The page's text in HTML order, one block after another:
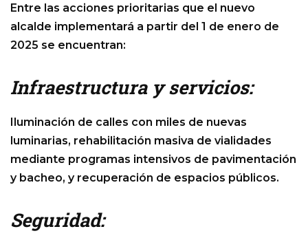
Entre las acciones prioritarias que el nuevo
alcalde implementará a partir del 1 de enero de
2025 se encuentran:
Infraestructura y servicios:
Iluminación de calles con miles de nuevas
luminarias, rehabilitación masiva de vialidades
mediante programas intensivos de pavimentación
y bacheo, y recuperación de espacios públicos.
Seguridad: